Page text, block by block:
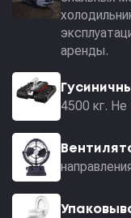
аренды.
4500 кг.